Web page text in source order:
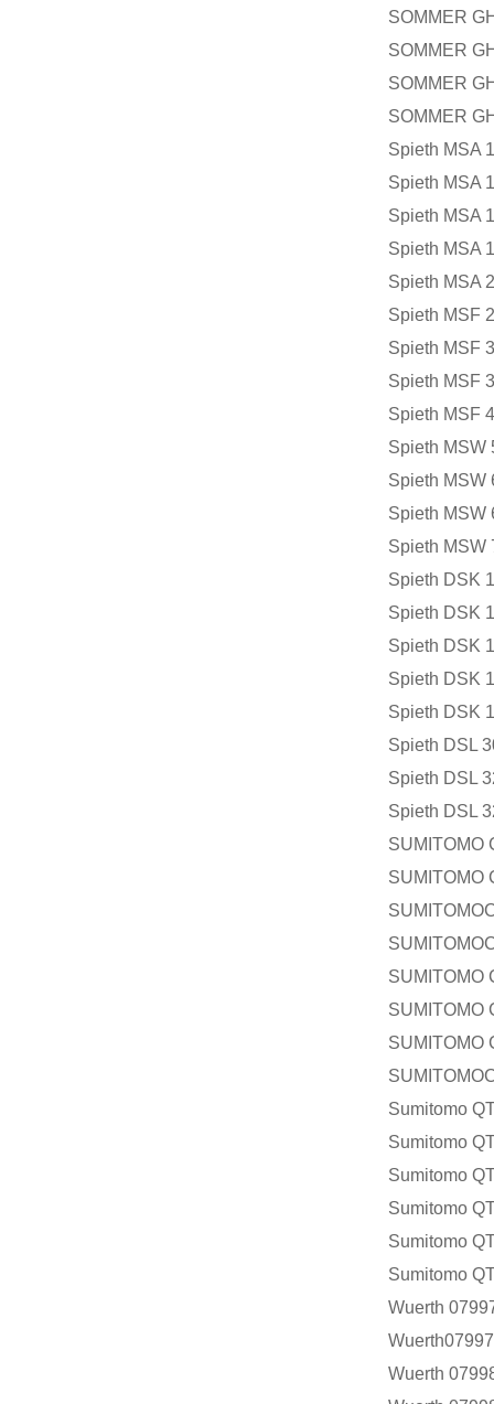
SOMMER
SOMMER
SOMMER
SOMMER
Spieth MSA
Spieth MSA
Spieth MSA
Spieth MSA
Spieth MSA
Spieth MSF
Spieth MSF
Spieth MSF
Spieth MSF
Spieth MSW
Spieth MSW
Spieth MSW
Spieth MSW
Spieth DSK
Spieth DSK
Spieth DSK
Spieth DSK
Spieth DSK
Spieth DSL
Spieth DSL
Spieth DSL
SUMITOMO
SUMITOMO
SUMITOMO
SUMITOMO
SUMITOMO
Sumitomo
Sumitomo
Sumitomo
Sumitomo
Sumitomo
Sumitomo
Wuerth
Wuerth